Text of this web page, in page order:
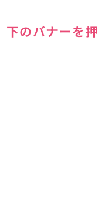
下のバナーを